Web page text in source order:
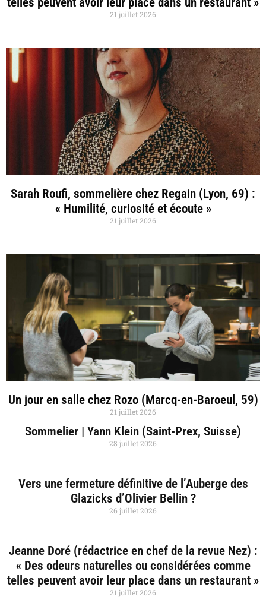
21 juillet 2026
Sarah Roufi, sommelière chez Regain (Lyon, 69) :
« Humilité, curiosité et écoute »
21 juillet 2026
Un jour en salle chez Rozo (Marcq-en-Baroeul, 59)
21 juillet 2026
Sommelier | Yann Klein (Saint-Prex, Suisse)
28 juillet 2026
Vers une fermeture définitive de l’Auberge des
Glazicks d’Olivier Bellin ?
26 juillet 2026
Jeanne Doré (rédactrice en chef de la revue Nez) :
« Des odeurs naturelles ou considérées comme
telles peuvent avoir leur place dans un restaurant »
21 juillet 2026